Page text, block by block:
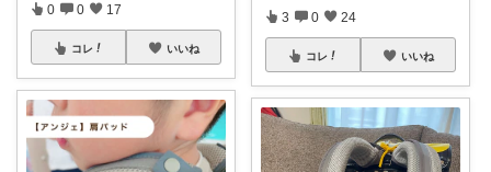
0 0 17
コレ いいね
3 0 24
コレ いいね